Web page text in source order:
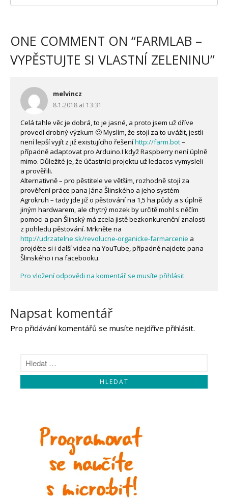
ONE COMMENT ON “FARMLAB –
VYPĚSTUJTE SI VLASTNÍ ZELENINU”
melvincz
8.1.2018 at 13:31
Celá tahle věc je dobrá, to je jasné, a proto jsem už dříve
provedl drobný výzkum 🙂 Myslím, že stojí za to uvážit, jestli
není lepší vyjít z již existujícího řešeníhttp://farm.bot–
případně adaptovat pro Arduino.I když Raspberry není úplně
mimo. Důležité je, že účastníci projektu už ledacos vymysleli
a prověřili.
Alternativně – pro pěstitele ve větším, rozhodně stojí za
prověření práce pana Jána Šlinského a jeho systém
Agrokruh – tady jde již o pěstování na 1,5 ha půdy a s úplně
jiným hardwarem, ale chytrý mozek by určitě mohl s něčím
pomoci a pan Šlinský má zcela jistě bezkonkurenční znalosti
z pohledu pěstování. Mrkněte na
http://udrzatelne.sk/revolucne-organicke-farmarcenie a
projděte si i další videa na YouTube, případně najdete pana
Šlinského i na facebooku.
Pro vložení odpovědi na komentář se musíte přihlásit
Napsat komentář
Pro přidávání komentářů se musíte nejdříve přihlásit.